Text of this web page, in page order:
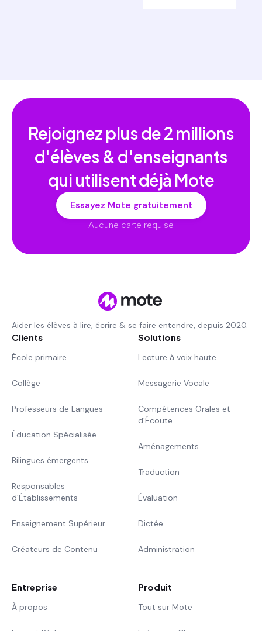
Rejoignez plus de2 millions
d'élèves & d'enseignants
qui utilisent déjà Mote
Essayez Mote gratuitement
Aucune carte requise
Aider les élèves à lire, écrire & se faire entendre, depuis 2020.
Clients
École primaire
Collège
Professeurs de Langues
Éducation Spécialisée
Bilingues émergents
Responsables
d'Établissements
Enseignement Supérieur
Créateurs de Contenu
Solutions
Lecture à voix haute
Messagerie Vocale
Compétences Orales et
d'Écoute
Aménagements
Traduction
Évaluation
Dictée
Administration
Entreprise
À propos
Produit
Tout sur Mote